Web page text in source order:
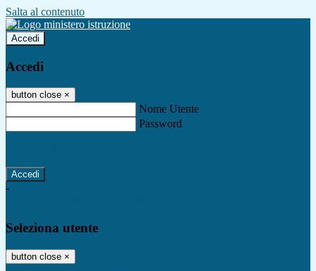
Salta al contenuto
Accedi
Accedi
button close ×
Nome Utente
Password
-
Seleziona utente
button close ×